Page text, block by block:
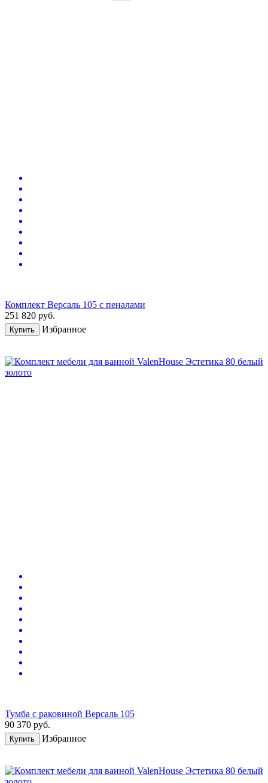
Комплект Версаль 105 с пеналами
251 820 руб.
Купить Избранное
Тумба с раковиной Версаль 105
90 370 руб.
Купить Избранное